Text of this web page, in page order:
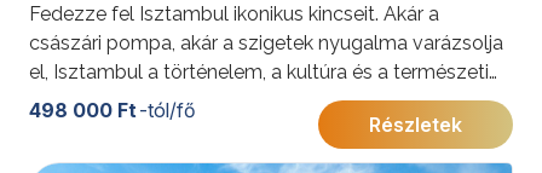
Fedezze fel Isztambul ikonikus kincseit. Akár a
császári pompa, akár a szigetek nyugalma varázsolja
el, Isztambul a történelem, a kultúra és a természeti
szépség felejthetetlen egyvelegével várja!
További érdekességekért Törökországról kattintson
ide.
498 000 Ft -tól/fő
Részletek